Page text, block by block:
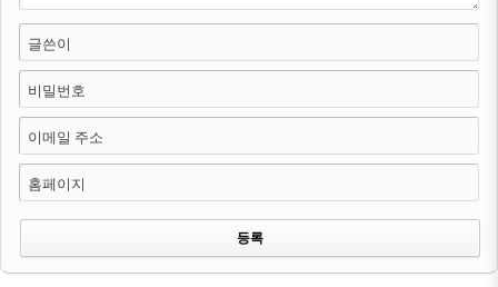
글쓴이
비밀번호
이메일 주소
홈페이지